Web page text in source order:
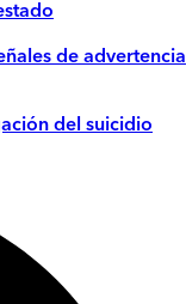
de advertencia
del suicidio